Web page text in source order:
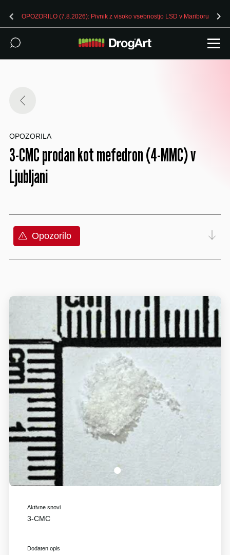
OPOZORILO (7.8.2026): Pivnik z visoko vsebnostjo LSD v Mariboru
OPOZORILA
3-CMC prodan kot mefedron (4-MMC) v
Ljubljani
Opozorilo
1
Aktivne snovi
3-CMC
Dodaten opis